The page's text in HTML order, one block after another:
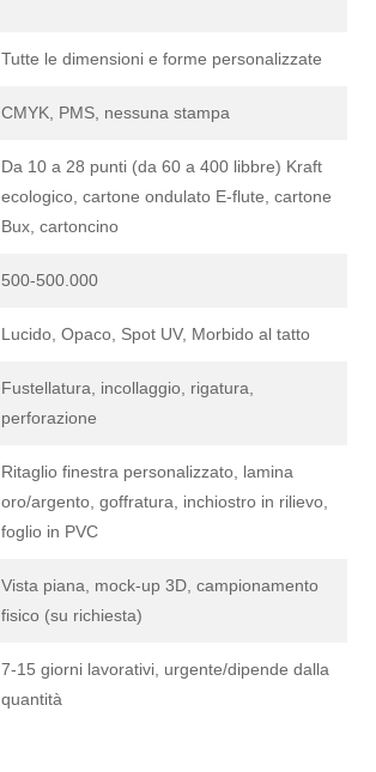
Tutte le dimensioni e forme personalizzate
CMYK, PMS, nessuna stampa
Da 10 a 28 punti (da 60 a 400 libbre) Kraft
ecologico, cartone ondulato E-flute, cartone
Bux, cartoncino
500-500.000
Lucido, Opaco, Spot UV, Morbido al tatto
Fustellatura, incollaggio, rigatura,
perforazione
Ritaglio finestra personalizzato, lamina
oro/argento, goffratura, inchiostro in rilievo,
foglio in PVC
Vista piana, mock-up 3D, campionamento
fisico (su richiesta)
7-15 giorni lavorativi, urgente/dipende dalla
quantità